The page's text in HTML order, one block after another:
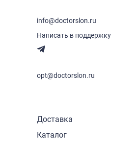
info@doctorslon.ru
Написать в поддержку
opt@doctorslon.ru
Доставка
Каталог